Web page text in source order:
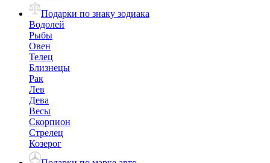
Подарки по знаку зодиака
Водолей
Рыбы
Овен
Телец
Близнецы
Рак
Лев
Дева
Весы
Скорпион
Стрелец
Козерог